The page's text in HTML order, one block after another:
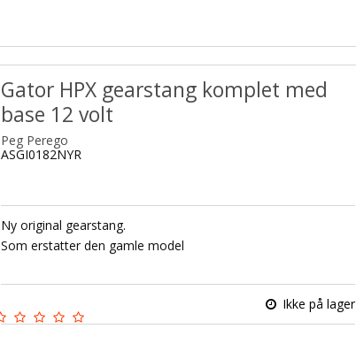
Gator HPX gearstang komplet med
base 12 volt
Peg Perego
ASGI0182NYR
Ny original gearstang.
Som erstatter den gamle model
Ikke på lager